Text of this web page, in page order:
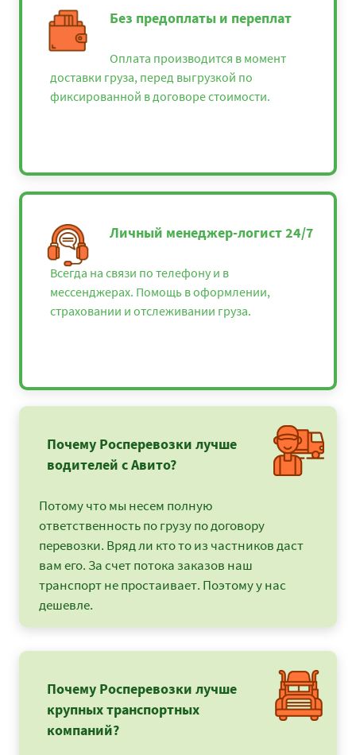
Без предоплаты и переплат
Оплата производится в момент
доставки груза, перед выгрузкой по
фиксированной в договоре стоимости.
Личный менеджер-логист 24/7
Всегда на связи по телефону и в
мессенджерах. Помощь в оформлении,
страховании и отслеживании груза.
Почему Росперевозки лучше
водителей с Авито?
Потому что мы несем полную
ответственность по грузу по договору
перевозки. Вряд ли кто то из частников даст
вам его. За счет потока заказов наш
транспорт не простаивает. Поэтому у нас
дешевле.
Почему Росперевозки лучше
крупных транспортных
компаний?